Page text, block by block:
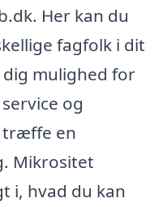
Her kan du
fagfolk i dit
mulighed for
og
træffe en
Mikrositet
i, hvad du kan